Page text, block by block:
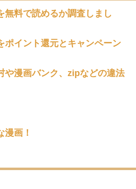
無料で読めるか調査しまし
ポイント還元とキャンペーン
や漫画バンク、zipなどの違法
漫画！